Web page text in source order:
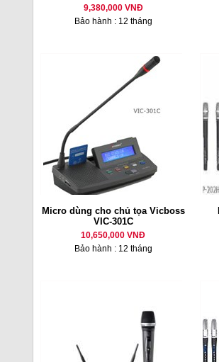
9,380,000 VNĐ
Bảo hành : 12 tháng
Micro dùng cho chủ tọa Vicboss
VIC-301C
10,650,000 VNĐ
Bảo hành : 12 tháng